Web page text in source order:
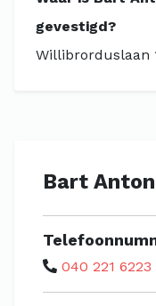
gevestigd?
Willibrorduslaan
Bart
040 221 6223